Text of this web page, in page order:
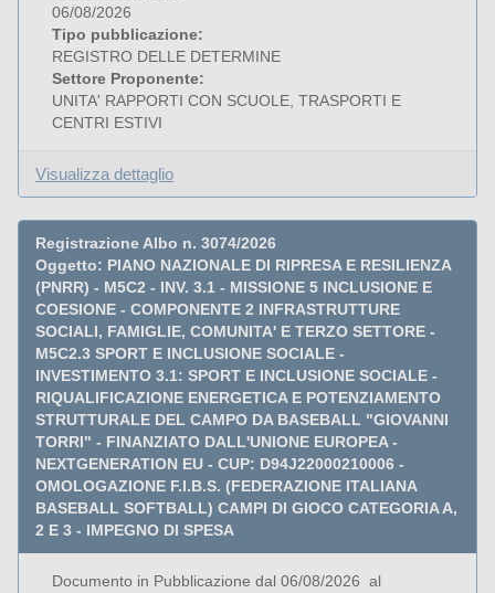
06/08/2026
Tipo pubblicazione:
REGISTRO DELLE DETERMINE
Settore Proponente:
UNITA' RAPPORTI CON SCUOLE, TRASPORTI E
CENTRI ESTIVI
Visualizza dettaglio
Registrazione Albo n. 3074/2026
Oggetto: PIANO NAZIONALE DI RIPRESA E RESILIENZA
(PNRR) - M5C2 - INV. 3.1 - MISSIONE 5 INCLUSIONE E
COESIONE - COMPONENTE 2 INFRASTRUTTURE
SOCIALI, FAMIGLIE, COMUNITA' E TERZO SETTORE -
M5C2.3 SPORT E INCLUSIONE SOCIALE -
INVESTIMENTO 3.1: SPORT E INCLUSIONE SOCIALE -
RIQUALIFICAZIONE ENERGETICA E POTENZIAMENTO
STRUTTURALE DEL CAMPO DA BASEBALL "GIOVANNI
TORRI" - FINANZIATO DALL'UNIONE EUROPEA -
NEXTGENERATION EU - CUP: D94J22000210006 -
OMOLOGAZIONE F.I.B.S. (FEDERAZIONE ITALIANA
BASEBALL SOFTBALL) CAMPI DI GIOCO CATEGORIA A,
2 E 3 - IMPEGNO DI SPESA
Documento in Pubblicazione dal 06/08/2026 al